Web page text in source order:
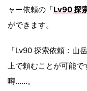
ャー依頼の「Lv90 探
ができます。
「Lv90 探索依頼：山
上で頼むことが可能
噂……。